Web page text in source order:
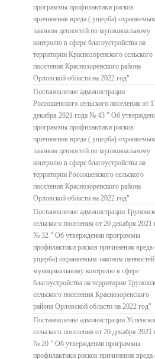
программы профилактики рисков
причинения вреда ( ущерба) охраняемым
законом ценностей по муниципальному
контролю в сфере благоустройства на
территории Краснозоренского сельского
поселения Краснозоренского района
Орловской области на 2022 год"
Постановление администрации
Россошенского сельского поселения от
декабря 2021 года № 43 " Об
программы профилактики рисков
причинения вреда ( ущерба) охраняемым
законом ценностей по муниципальному
контролю в сфере благоустройства на
территории Россошенского сельского
поселения Краснозоренского района
Орловской области на 2022 год"
Постановление администрации
сельского поселения от 20 декабря 2021
№ 32 " Об утверждении программы
профилактики рисков причинения вреда
ущерба) охраняемым законом
муниципальному контролю в сфере
благоустройства на территории
сельского поселения Краснозоренского
района Орловской области на 2022 год"
Постановление администрации
сельского поселения от 20 декабря 2021
№ 20 " Об утверждении программы
профилактики рисков причинения вреда